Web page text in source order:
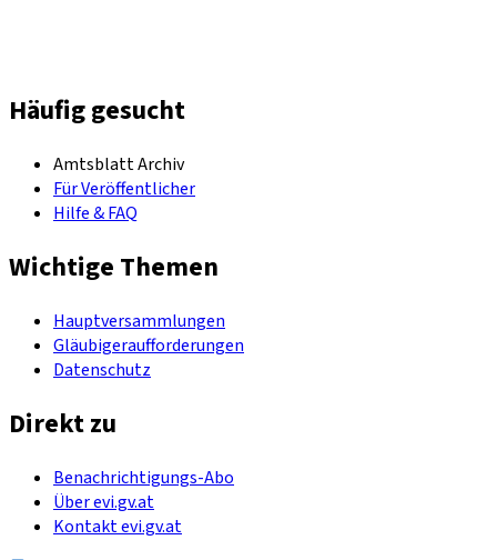
Häufig gesucht
Amtsblatt Archiv
Für Veröffentlicher
Hilfe & FAQ
Wichtige Themen
Hauptversammlungen
Gläubigeraufforderungen
Datenschutz
Direkt zu
Benachrichtigungs-Abo
Über evi.gv.at
Kontakt evi.gv.at